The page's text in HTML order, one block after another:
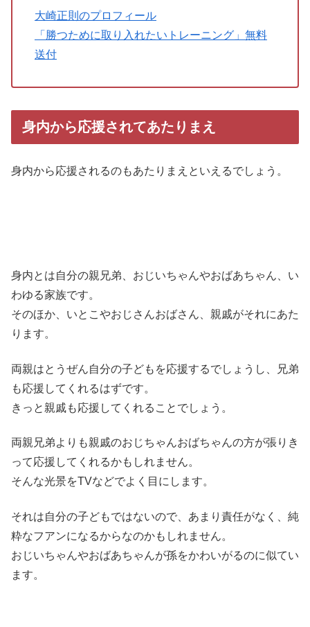
大崎正則のプロフィール
「勝つために取り入れたいトレーニング」無料
送付
身内から応援されてあたりまえ
身内から応援されるのもあたりまえといえるでしょう。
身内とは自分の親兄弟、おじいちゃんやおばあちゃん、い
わゆる家族です。
そのほか、いとこやおじさんおばさん、親戚がそれにあた
ります。
両親はとうぜん自分の子どもを応援するでしょうし、兄弟
も応援してくれるはずです。
きっと親戚も応援してくれることでしょう。
両親兄弟よりも親戚のおじちゃんおばちゃんの方が張りき
って応援してくれるかもしれません。
そんな光景をTVなどでよく目にします。
それは自分の子どもではないので、あまり責任がなく、純
粋なフアンになるからなのかもしれません。
おじいちゃんやおばあちゃんが孫をかわいがるのに似てい
ます。